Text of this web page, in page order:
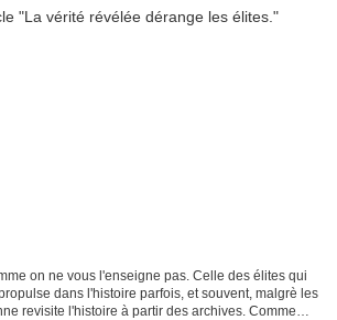
on ne vous l'enseigne pas. Celle des élites qui
dans l'histoire parfois, et souvent, malgrè les
revisite l'histoire à partir des archives. Comme